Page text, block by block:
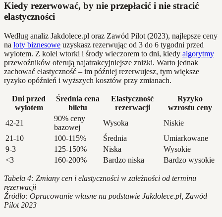
Kiedy rezerwować, by nie przepłacić i nie stracić
elastyczności
Według analiz Jakdolece.pl oraz Zawód Pilot (2023), najlepsze ceny
na loty biznesowe uzyskasz rezerwując od 3 do 6 tygodni przed
wylotem. Z kolei wtorki i środy wieczorem to dni, kiedy algorytmy
przewoźników oferują najatrakcyjniejsze zniżki. Warto jednak
zachować elastyczność – im później rezerwujesz, tym większe
ryzyko opóźnień i wyższych kosztów przy zmianach.
Dni przed
wylotem
Średnia cena
biletu
Elastyczność
rezerwacji
Ryzyko
wzrostu ceny
42-21
90% ceny
bazowej
Wysoka
Niskie
21-10
100-115% Średnia
Umiarkowane
9-3
125-150% Niska
Wysokie
<3
160-200% Bardzo niska Bardzo wysokie
Tabela 4: Zmiany cen i elastyczności w zależności od terminu
rezerwacji
Źródło: Opracowanie własne na podstawie Jakdolece.pl, Zawód
Pilot 2023